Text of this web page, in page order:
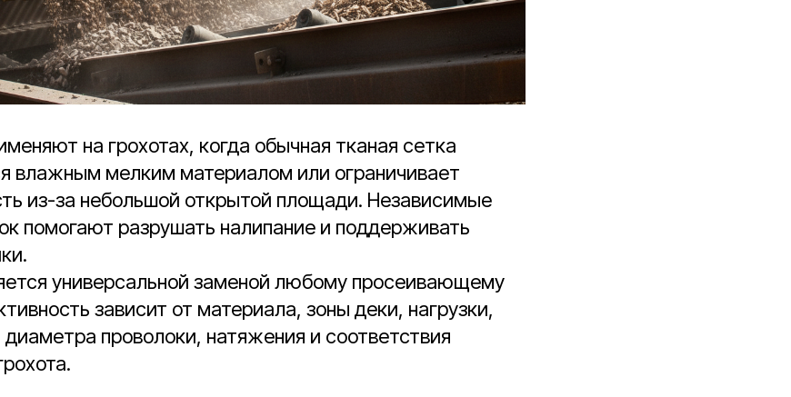
на грохотах, когда обычная тканая сетка
влажным мелким материалом или ограничивает
из-за небольшой открытой площади. Независимые
помогают разрушать налипание и поддерживать
универсальной заменой любому просеивающему
зависит от материала, зоны деки, нагрузки,
проволоки, натяжения и соответствия